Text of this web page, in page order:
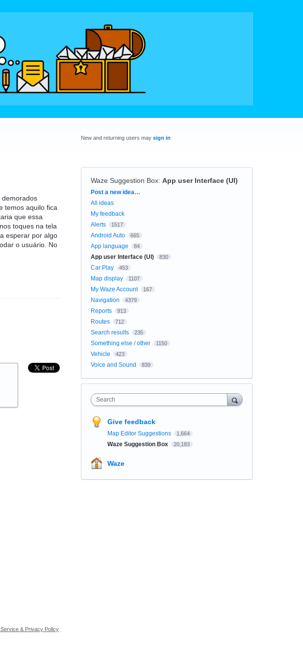
demorados
temos aquilo fica
que essa
toques na tela
esperar por algo
o usuário. No
New and returning users may sign in
Waze Suggestion Box: App user Interface (UI)
Categories
Post a new idea…
All ideas
My feedback
Alerts
1517
Android Auto 665
App language 84
App user Interface (UI) 830
Car Play 453
Map display 1107
My Waze Account 167
Navigation 4379
Reports 913
Routes 712
Search results 235
Something else / other 1150
Vehicle 423
Voice and Sound 839
Search
Give feedback
Map Editor Suggestions 1,664
Waze Suggestion Box 20,183
Waze
& Privacy Policy